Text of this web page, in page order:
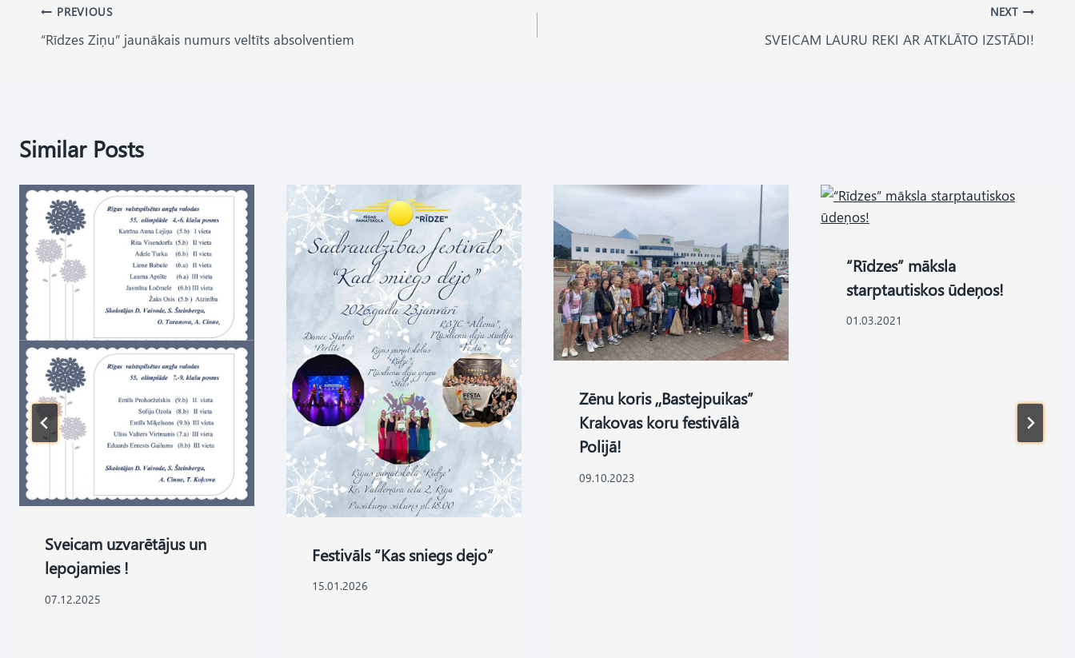
Post
navigation
PREVIOUS
“Rīdzes Ziņu” jaunākais numurs veltīts absolventiem
NEXT
SVEICAM LAURU REKI AR ATKLĀTO IZSTĀDI!
Similar Posts
Sveicam uzvarētājus un
lepojamies !
07.12.2025
Festivāls “Kas sniegs dejo”
15.01.2026
Zēnu koris ,,Bastejpuikas”
Krakovas koru festivālà
Polijā!
09.10.2023
“Rīdzes” māksla
starptautiskos ūdeņos!
01.03.2021